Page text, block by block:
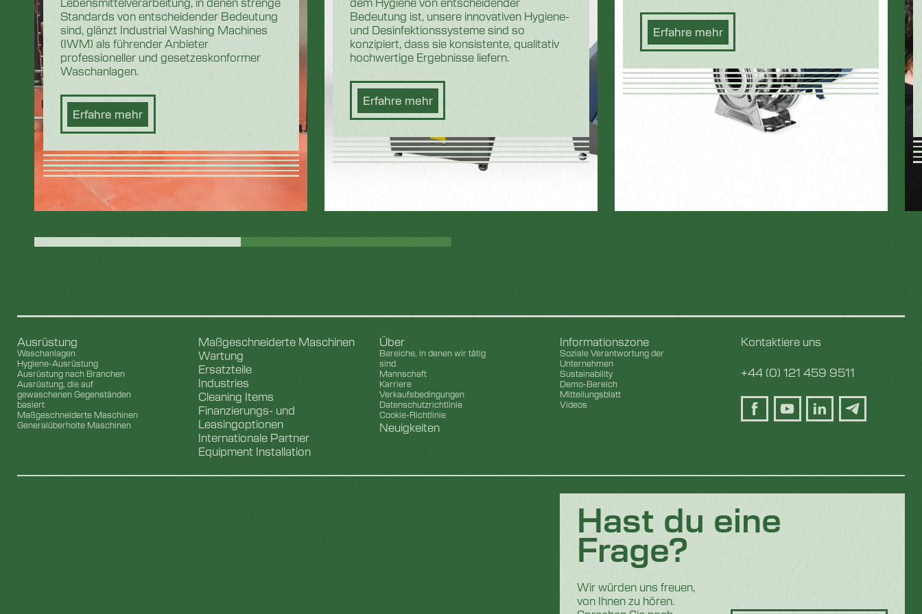
Standards von entscheidender Bedeutung
sind, glänzt Industrial Washing Machines
(IWM) als führender Anbieter
professioneller und gesetzeskonformer
Waschanlagen.
Erfahre mehr
Bedeutung ist, unsere innovativen Hygiene-
und Desinfektionssysteme sind so
konzipiert, dass sie konsistente, qualitativ
hochwertige Ergebnisse liefern.
Erfahre mehr
Erfahre mehr
Ausrüstung
Waschanlagen
Hygiene-Ausrüstung
Ausrüstung nach Branchen
Ausrüstung, die auf
gewaschenen Gegenständen
basiert
Maßgeschneiderte Maschinen
Generalüberholte Maschinen
Maßgeschneiderte Maschinen
Wartung
Ersatzteile
Industries
Cleaning Items
Finanzierungs- und
Leasingoptionen
Internationale Partner
Equipment Installation
Über
Bereiche, in denen wir tätig
sind
Mannschaft
Karriere
Verkaufsbedingungen
Datenschutzrichtlinie
Cookie-Richtlinie
Neuigkeiten
Informationszone
Soziale Verantwortung der
Unternehmen
Sustainability
Demo-Bereich
Mitteilungsblatt
Videos
Kontaktiere uns
+44 (0) 121 459 9511
Hast du eine
Frage?
Wir würden uns freuen,
von Ihnen zu hören.